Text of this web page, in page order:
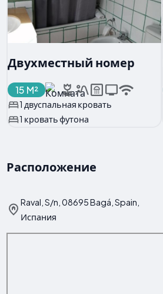
Двухместный номер
15 M²
1 двуспальная кровать
1 кровать футона
Расположение
Raval, S/n, 08695 Bagá, Spain,
Испания